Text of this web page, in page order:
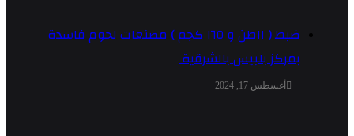
ضبط ( ١١طن و ١٦٥ كجم ) مصنعات لحوم فاسدة
بمركز بلبيس بالشرقية
أغسطس 17, 2024